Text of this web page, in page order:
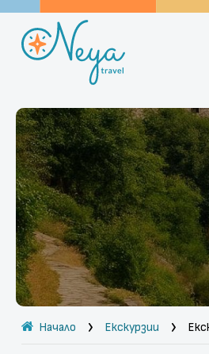
Начало Екскурзии